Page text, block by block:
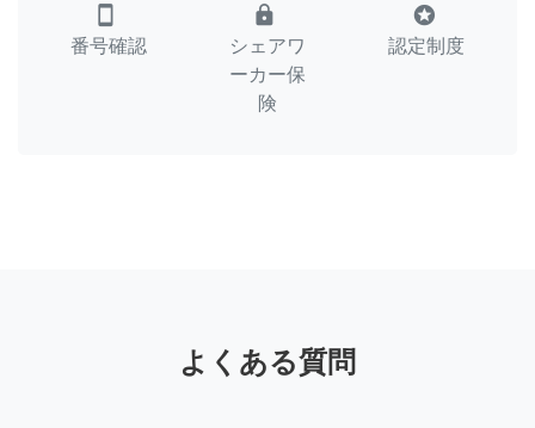
smartphone
番号確認
lock
シェアワ
ーカー保
険
stars
認定制度
よくある質問